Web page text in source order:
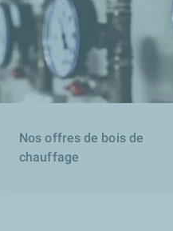
Nos offres de bois de
chauffage